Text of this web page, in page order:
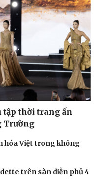
tập thời trang ấn
Trường
hóa Việt trong không
trên sàn diễn phủ 4